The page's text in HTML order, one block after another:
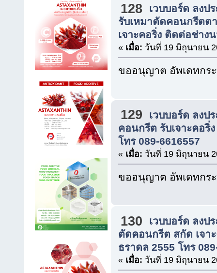
128
เวบบอร์ด ลงป
รับเหมาตัดคอนกรีตต
เจาะคอริ่ง ติดต่อช่าง
« เมื่อ: วันที่ 19 มิถุนายน
ขออนุญาต อัพเดทกร
129
เวบบอร์ด ลงป
คอนกรีต รับเจาะคอ
โทร 089-6616557
« เมื่อ: วันที่ 19 มิถุนายน
ขออนุญาต อัพเดทกร
130
เวบบอร์ด ลงป
ตัดคอนกรีต สกัด เจา
ธราดล 2555 โทร
« เมื่อ: วันที่ 19 มิถุนายน